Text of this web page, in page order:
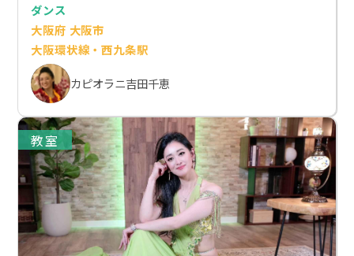
ダンス
大阪府 大阪市
大阪環状線・西九条駅
カピオラニ吉田千恵
教室